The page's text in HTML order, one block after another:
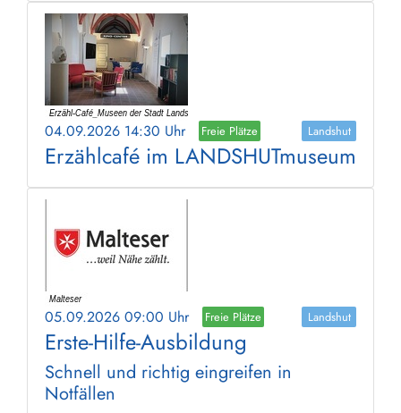
04.09.2026 14:30 Uhr Freie Plätze Landshut
Erzählcafé im LANDSHUTmuseum
05.09.2026 09:00 Uhr Freie Plätze Landshut
Erste-Hilfe-Ausbildung
Schnell und richtig eingreifen in
Notfällen